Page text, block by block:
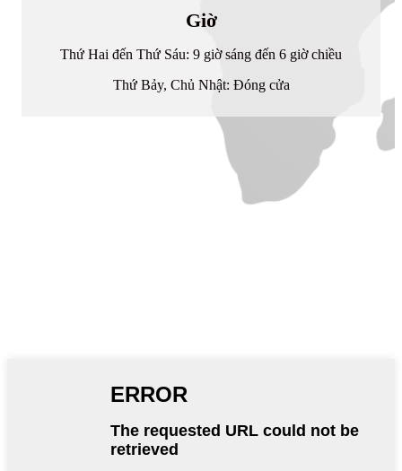
Giờ
Thứ Hai đến Thứ Sáu: 9 giờ sáng đến 6 giờ chiều
Thứ Bảy, Chủ Nhật: Đóng cửa